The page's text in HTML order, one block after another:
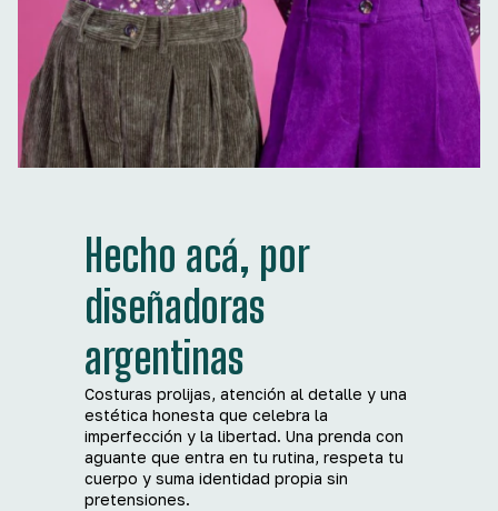
Hecho acá, por
diseñadoras
argentinas
Costuras prolijas, atención al detalle y una
estética honesta que celebra la
imperfección y la libertad. Una prenda con
aguante que entra en tu rutina, respeta tu
cuerpo y suma identidad propia sin
pretensiones.